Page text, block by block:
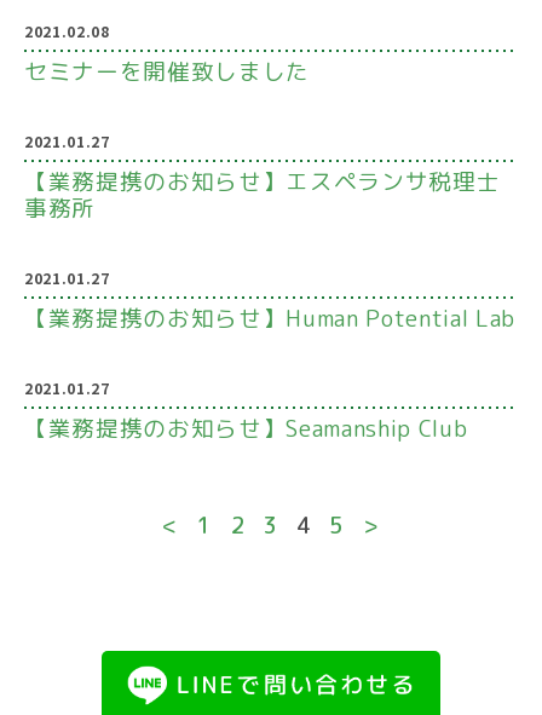
2021.02.08
セミナーを開催致しました
2021.01.27
【業務提携のお知らせ】エスペランサ税理士
事務所
2021.01.27
【業務提携のお知らせ】Human Potential Lab
2021.01.27
【業務提携のお知らせ】Seamanship Club
< 1 2 3 4 5 >